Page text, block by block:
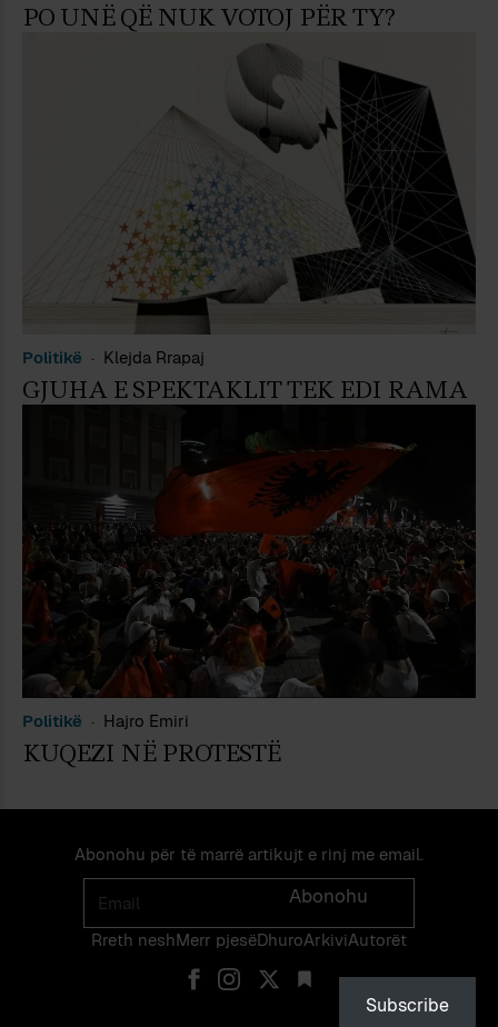
PO UNË QË NUK VOTOJ PËR TY?
Politikë Klejda Rrapaj
GJUHA E SPEKTAKLIT TEK EDI RAMA
Politikë Hajro Emiri
KUQEZI NË PROTESTË
Abonohu për të marrë artikujt e rinj me email.
Email
Abonohu
Rreth neshMerr pjes​​ë​DhuroArkiviAutorët
Subscribe